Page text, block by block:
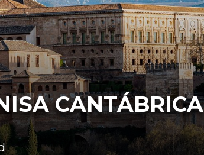
CANTÁBRICA